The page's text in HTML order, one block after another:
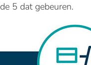
5 dat gebeuren.